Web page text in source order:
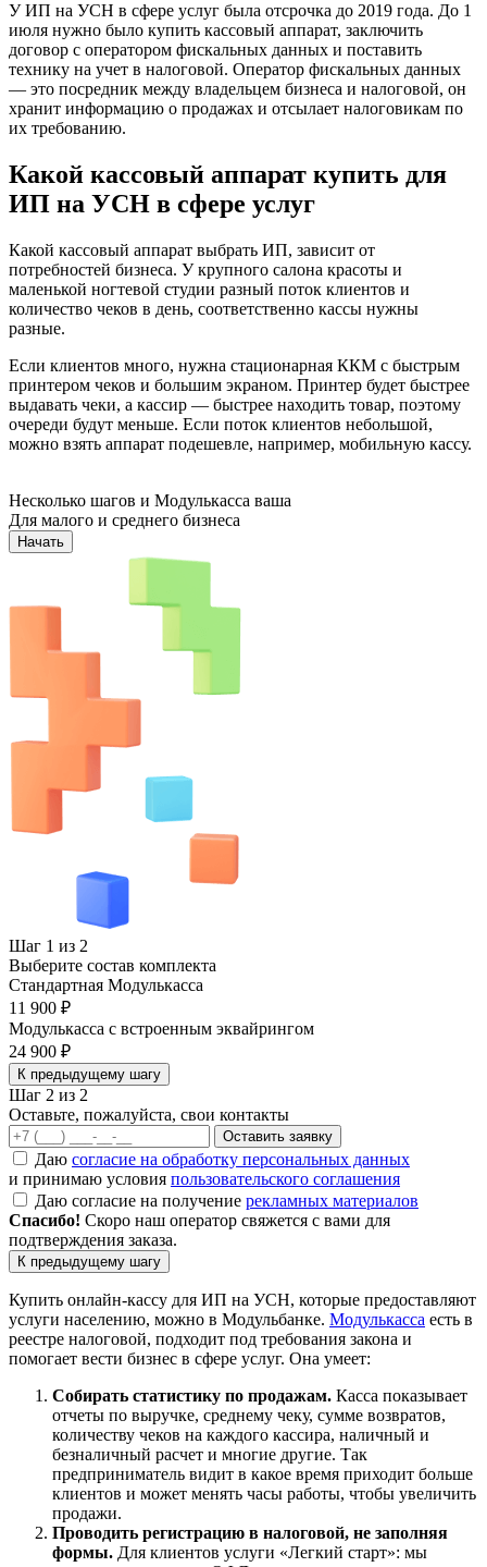
У ИП на УСН в сфере услуг была отсрочка до 2019 года. До 1
июля нужно было купить кассовый аппарат, заключить
договор с оператором фискальных данных и поставить
технику на учет в налоговой. Оператор фискальных данных
— это посредник между владельцем бизнеса и налоговой, он
хранит информацию о продажах и отсылает налоговикам по
их требованию.
Какой кассовый аппарат купить для
ИП на УСН в сфере услуг
Какой кассовый аппарат выбрать ИП, зависит от
потребностей бизнеса. У крупного салона красоты и
маленькой ногтевой студии разный поток клиентов и
количество чеков в день, соответственно кассы нужны
разные.
Если клиентов много, нужна стационарная ККМ с быстрым
принтером чеков и большим экраном. Принтер будет быстрее
выдавать чеки, а кассир — быстрее находить товар, поэтому
очереди будут меньше. Если поток клиентов небольшой,
можно взять аппарат подешевле, например, мобильную кассу.
Несколько шагов и Модулькасса ваша
Для малого и среднего бизнеса
Начать
Шаг 1 из 2
Выберите состав комплекта
Стандартная Модулькасса
11 900 ₽
Модулькасса с встроенным эквайрингом
24 900 ₽
К предыдущему шагу
Шаг 2 из 2
Оставьте, пожалуйста, свои контакты
Оставить заявку
Даю согласие на обработку персональных данных
и принимаю условия пользовательского соглашения
Даю согласие на получение рекламных материалов
Спасибо! Скоро наш оператор свяжется с вами для
подтверждения заказа.
К предыдущему шагу
Купить онлайн-кассу для ИП на УСН, которые предоставляют
услуги населению, можно в Модульбанке. Модулькасса есть в
реестре налоговой, подходит под требования закона и
помогает вести бизнес в сфере услуг. Она умеет:
Собирать статистику по продажам. Касса показывает
отчеты по выручке, среднему чеку, сумме возвратов,
количеству чеков на каждого кассира, наличный и
безналичный расчет и многие другие. Так
предприниматель видит в какое время приходит больше
клиентов и может менять часы работы, чтобы увеличить
продажи.
Проводить регистрацию в налоговой, не заполняя
формы. Для клиентов услуги «Легкий старт»: мы